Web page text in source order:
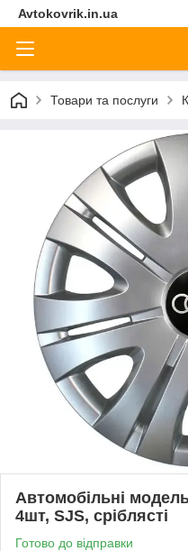
Avtokovrik.in.ua
Товари та послуги
Автомобільні
4шт, SJS, сріблясті
Готово до відправки